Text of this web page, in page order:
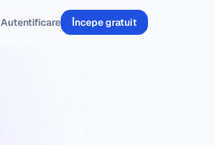
Autentificare Începe gratuit